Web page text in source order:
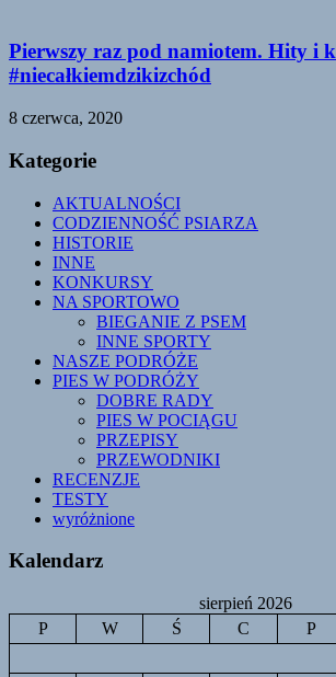
Pierwszy raz pod namiotem. Hity i
#niecałkiemdzikizchód
8 czerwca, 2020
Kategorie
AKTUALNOŚCI
CODZIENNOŚĆ PSIARZA
HISTORIE
INNE
KONKURSY
NA SPORTOWO
BIEGANIE Z PSEM
INNE SPORTY
NASZE PODRÓŻE
PIES W PODRÓŻY
DOBRE RADY
PIES W POCIĄGU
PRZEPISY
PRZEWODNIKI
RECENZJE
TESTY
wyróżnione
Kalendarz
sierpień 2026
P
W Ś C P